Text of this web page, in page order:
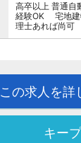
高卒以上 普通
経験OK 宅地建
理士あれば尚可
この求人を詳
キープ